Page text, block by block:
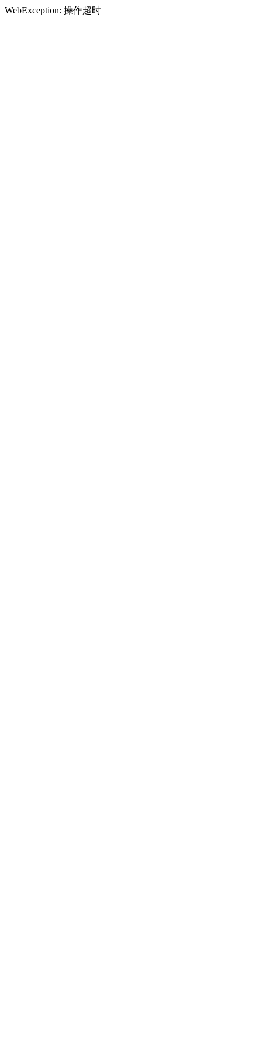
WebException: 操作超时